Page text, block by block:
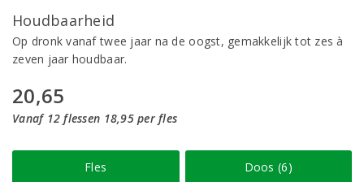
Houdbaarheid
Op dronk vanaf twee jaar na de oogst, gemakkelijk tot zes à
zeven jaar houdbaar.
20,65
Vanaf 12 flessen 18,95 per fles
Fles Doos (6)